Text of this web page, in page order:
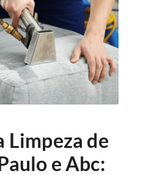
Limpeza de
e Abc: